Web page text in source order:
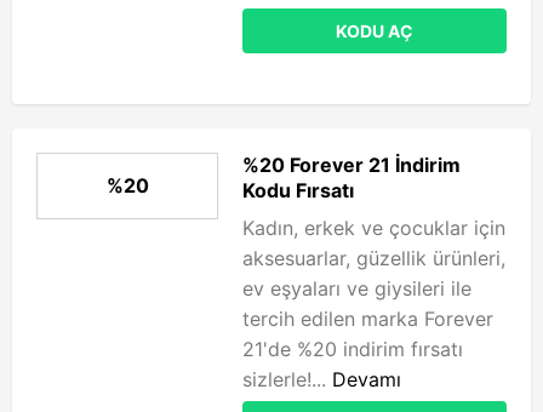
KODU AÇ
%20
%20 Forever 21 İndirim
Kodu Fırsatı
Kadın, erkek ve çocuklar için
aksesuarlar, güzellik ürünleri,
ev eşyaları ve giysileri ile
tercih edilen marka Forever
21'de %20 indirim fırsatı
sizlerle!... Devamı